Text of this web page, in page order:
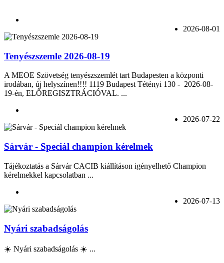
2026-08-01
Tenyészszemle 2026-08-19
A MEOE Szövetség tenyészszemlét tart Budapesten a központi
irodában, új helyszínen!!!! 1119 Budapest Tétényi 130 - 2026-08-
19-én, ELŐREGISZTRÁCIÓVAL. ...
2026-07-22
Sárvár - Speciál champion kérelmek
Tájékoztatás a Sárvár CACIB kiállításon igényelhető Champion
kérelmekkel kapcsolatban ...
2026-07-13
Nyári szabadságolás
☀️ Nyári szabadságolás ☀️ ...